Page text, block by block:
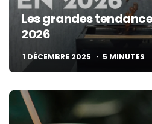
Les grandes
2026
1 DÉCEMBRE 2025 5 MINUTES